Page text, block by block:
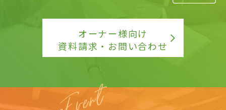
オーナー様向け
資料請求・お問い合わせ